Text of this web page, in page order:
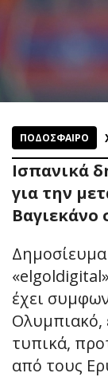
ΠΟΔΟΣΦΑΙΡΟ
Iσπανικά
για την
Βαγιεκάνο
Δημοσίευμα
έχει
Ολυμπιακό,
τυπικά,
από τους